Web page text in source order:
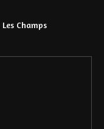
Les Champs